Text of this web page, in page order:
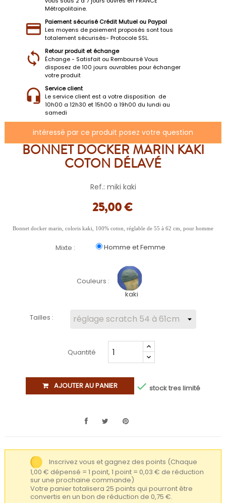
Métropolitaine.
Paiement sécurisé Crédit Mutuel ou Paypal
Les moyens de paiement proposés sont tous
totalement sécurisés- Protocole SSL.
Retour produit et échange
Échange - Satisfait ou Remboursé Vous
disposez de 100 jours ouvrables pour échanger
votre produit
Service client
Le service client est a votre disposition de
10h00 a 12h30 et 15h00 a 19h00 du lundi au
samedi
intéressé par ce produit posez votre question
BONNET DOCKER MARIN KAKI
COTON DÉLAVÉ
Ref.: miki kaki
25,00 €
Bonnet docker marin, coloris kaki, 100% coton, réglable de 55 à 62 cm, pour homme
Mixte : Homme et Femme
Couleurs :
kaki
Tailles :
Quantité
AJOUTER AU PANIER  stock tres limité
Inscrivez vous et gagnez des points (Chaque
1,00 € dépensé = 1 point, 1 point = 0,03 € de réduction
sur une prochaine commande)
Votre panier totalisera 25 points qui pourront être
convertis en un bon de réduction de 0,75 €.